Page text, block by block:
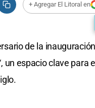
+ Agregar El Litoral en
de la
un espacio clave para